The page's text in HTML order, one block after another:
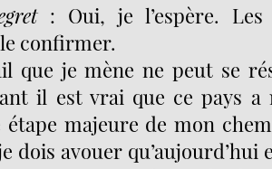
: Oui, je l’espère. Les
confirmer.
que je mène ne peut se
il est vrai que ce pays a
majeure de mon
dois avouer qu’aujourd’hui